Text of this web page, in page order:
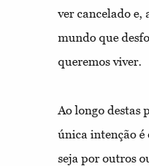
ver cancelado e,
mundo que
queremos viver.
Ao longo destas
única intenção é
seja por outros